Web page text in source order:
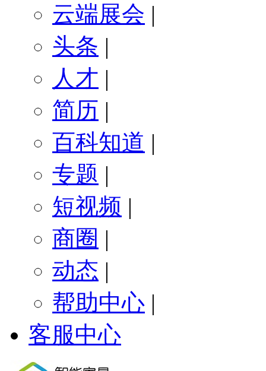
云端展会 |
头条 |
人才 |
简历 |
百科知道 |
专题 |
短视频 |
商圈 |
动态 |
帮助中心 |
客服中心